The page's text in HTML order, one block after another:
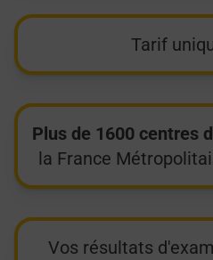
Tarif
Plus de 1600 centres
la France
Vos résultats